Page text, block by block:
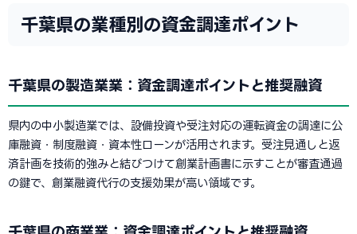
千葉県の業種別の資金調達ポイント
千葉県の製造業業：資金調達ポイントと推奨融資
県内の中小製造業では、設備投資や受注対応の運転資金の調達に公
庫融資・制度融資・資本性ローンが活用されます。受注見通しと返
済計画を技術的強みと結びつけて創業計画書に示すことが審査通過
の鍵で、創業融資代行の支援効果が高い領域です。